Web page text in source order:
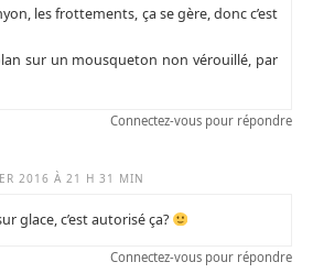
les frottements, ça se gère, donc c’est
sur un mousqueton non vérouillé, par
Connectez-vous pour répondre
2016 À 21 H 31 MIN
glace, c’est autorisé ça?
Connectez-vous pour répondre